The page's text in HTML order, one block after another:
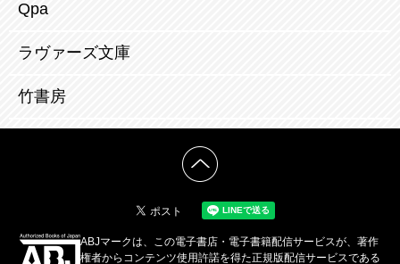
Qpa
ラヴァーズ文庫
竹書房
ABJマークは、この電子書店・電子書籍配信サービスが、著作
権者からコンテンツ使用許諾を得た正規版配信サービスである